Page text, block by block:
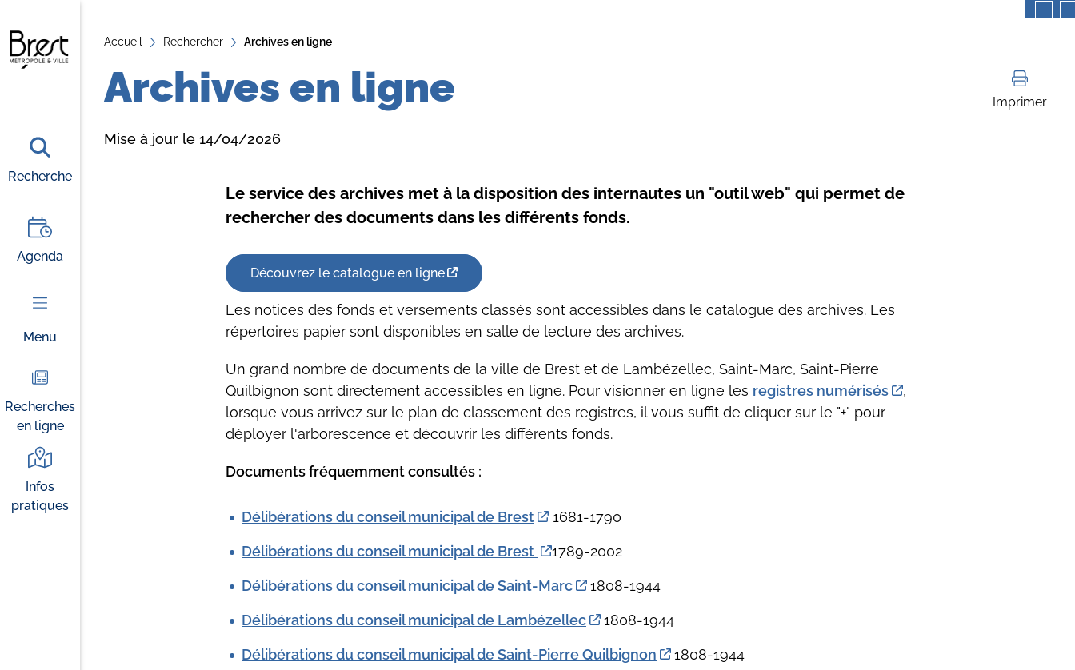
ll
r
u
Recherche
Agenda
Menu
Recherches
en ligne
Infos
pratiques
Accueil Rechercher Archives en ligne
Archives en ligne Imprimer
Mise à jour le 14/04/2026
Le service des archives met à la disposition des internautes un "outil web" qui permet de
rechercher des documents dans les différents fonds.
Découvrez le catalogue en ligne
Les notices des fonds et versements classés sont accessibles dans le catalogue des archives. Les
répertoires papier sont disponibles en salle de lecture des archives.
Un grand nombre de documents de la ville de Brest et de Lambézellec, Saint-Marc, Saint-Pierre
Quilbignon sont directement accessibles en ligne. Pour visionner en ligne les registres numérisés
,
lorsque vous arrivez sur le plan de classement des registres, il vous suffit de cliquer sur le "+" pour
déployer l'arborescence et découvrir les différents fonds.
Documents fréquemment consultés :
Délibérations du conseil municipal de Brest 1681-1790
Délibérations du conseil municipal de Brest 1789-2002
Délibérations du conseil municipal de Saint-Marc 1808-1944
Délibérations du conseil municipal de Lambézellec 1808-1944
Délibérations du conseil municipal de Saint-Pierre Quilbignon 1808-1944